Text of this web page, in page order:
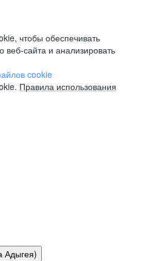
чтобы обеспечивать
веб-сайта и анализировать
cookie
Правила использования
Адыгея)